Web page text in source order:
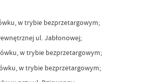
w trybie bezprzetargowym;
ul. Jabłonowej;
w trybie bezprzetargowym;
w trybie bezprzetargowym;